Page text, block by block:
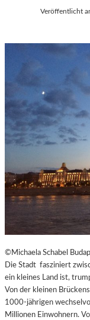
Veröffentlicht
©Michaela Schabel
Die Stadt fasziniert
ein kleines Land ist,
Von der kleinen
1000-jährigen
Millionen Einwohnern.